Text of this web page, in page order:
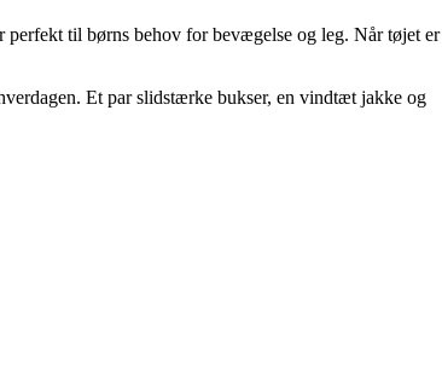
perfekt til børns behov for bevægelse og leg. Når tøjet er
Et par slidstærke bukser, en vindtæt jakke og